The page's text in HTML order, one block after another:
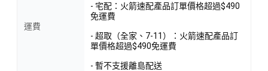
運費
- 宅配：火箭速配產品訂單價格超過$490
免運費
- 超取（全家、7-11）：火箭速配產品訂
單價格超過$490免運費
- 暫不支援離島配送